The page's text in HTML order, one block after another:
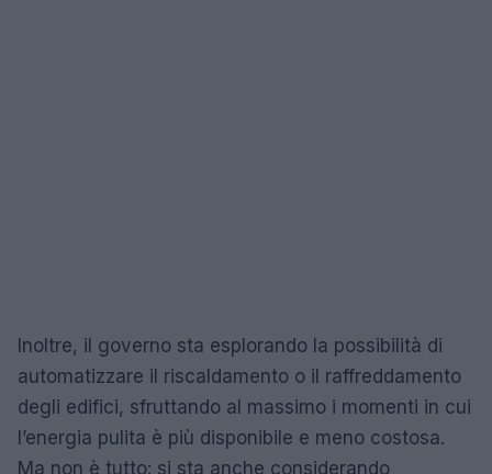
Inoltre, il governo sta esplorando la possibilità di
automatizzare il riscaldamento o il raffreddamento
degli edifici, sfruttando al massimo i momenti in cui
l’energia pulita è più disponibile e meno costosa.
Ma non è tutto: si sta anche considerando